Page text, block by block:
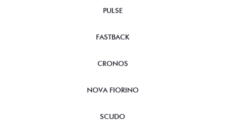
PULSE
FASTBACK
CRONOS
NOVA FIORINO
SCUDO